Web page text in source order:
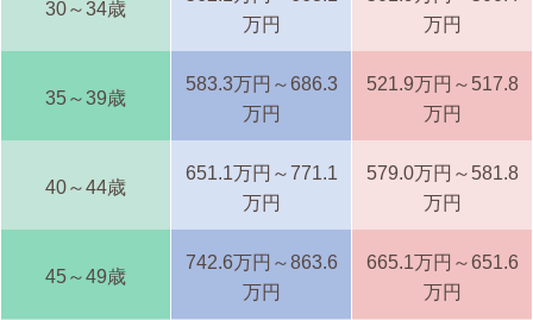
30～34歳
万円
万円
35～39歳
583.3万円～686.3
万円
521.9万円～517.8
万円
40～44歳
651.1万円～771.1
万円
579.0万円～581.8
万円
45～49歳
742.6万円～863.6
万円
665.1万円～651.6
万円